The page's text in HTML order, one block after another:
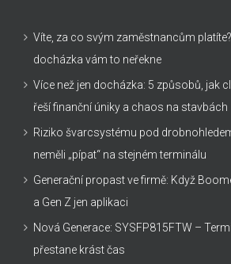
Víte, za co svým zaměstnancům
docházka vám to neřekne
Více než jen docházka: 5 způsobů, jak
řeší finanční úniky a chaos na stavbách
Riziko švarcsystému pod
neměli „pípat“ na stejném terminálu
Generační propast ve firmě: Když
a Gen Z jen aplikaci
Nová Generace: SYSFP815FTW –
přestane krást čas